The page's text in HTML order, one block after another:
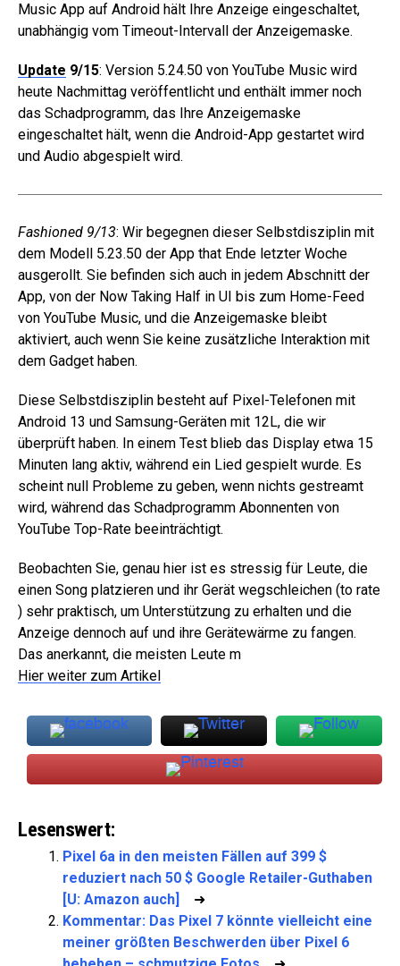
Music App auf Android hält Ihre Anzeige eingeschaltet,
unabhängig vom Timeout-Intervall der Anzeigemaske.
Update 9/15: Version 5.24.50 von YouTube Music wird
heute Nachmittag veröffentlicht und enthält immer noch
das Schadprogramm, das Ihre Anzeigemaske
eingeschaltet hält, wenn die Android-App gestartet wird
und Audio abgespielt wird.
Fashioned 9/13: Wir begegnen dieser Selbstdisziplin mit
dem Modell 5.23.50 der App that Ende letzter Woche
ausgerollt. Sie befinden sich auch in jedem Abschnitt der
App, von der Now Taking Half in UI bis zum Home-Feed
von YouTube Music, und die Anzeigemaske bleibt
aktiviert, auch wenn Sie keine zusätzliche Interaktion mit
dem Gadget haben.
Diese Selbstdisziplin besteht auf Pixel-Telefonen mit
Android 13 und Samsung-Geräten mit 12L, die wir
überprüft haben. In einem Test blieb das Display etwa 15
Minuten lang aktiv, während ein Lied gespielt wurde. Es
scheint null Probleme zu geben, wenn nichts gestreamt
wird, während das Schadprogramm Abonnenten von
YouTube Top-Rate beeinträchtigt.
Beobachten Sie, genau hier ist es stressig für Leute, die
einen Song platzieren und ihr Gerät wegschleichen (to rate
) sehr praktisch, um Unterstützung zu erhalten und die
Anzeige dennoch auf und ihre Gerätewärme zu fangen.
Das anerkannt, die meisten Leute m
Hier weiter zum Artikel
Lesenswert:
Pixel 6a in den meisten Fällen auf 399 $
reduziert nach 50 $ Google Retailer-Guthaben
[U: Amazon auch]
➜
Kommentar: Das Pixel 7 könnte vielleicht eine
meiner größten Beschwerden über Pixel 6